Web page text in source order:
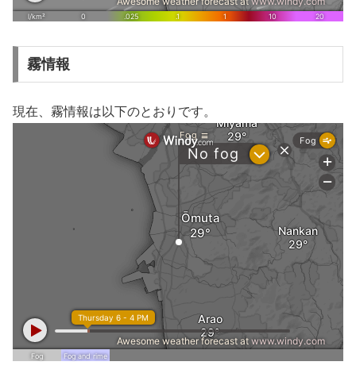
霧情報
現在、霧情報は以下のとおりです。